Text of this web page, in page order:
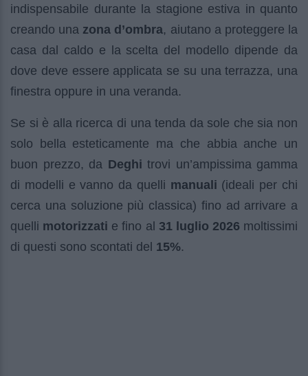
indispensabile durante la stagione estiva in quanto
creando una zona d’ombra, aiutano a proteggere la
casa dal caldo e la scelta del modello dipende da
dove deve essere applicata se su una terrazza, una
finestra oppure in una veranda.
Se si è alla ricerca di una tenda da sole che sia non
solo bella esteticamente ma che abbia anche un
buon prezzo, da Deghi trovi un’ampissima gamma
di modelli e vanno da quelli manuali (ideali per chi
cerca una soluzione più classica) fino ad arrivare a
quelli motorizzati e fino al 31 luglio 2026 moltissimi
di questi sono scontati del 15%.